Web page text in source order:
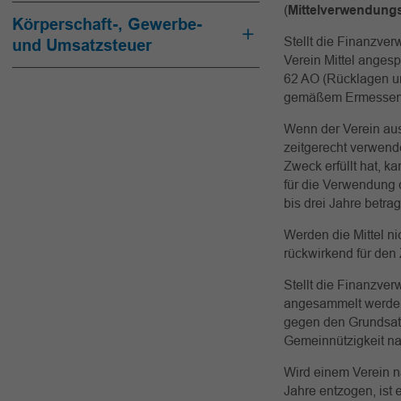
Körperschaft-, Gewerbe-
und Umsatzsteuer
(
Stellt die
Verein Mittel
62 AO (Rücklagen
gemäßem
Wenn der Verein
zeitgerecht
Zweck erfüllt hat,
für die Verwendung
bis drei Jahre
Werden die Mittel
rückwirkend für den
Stellt die
angesammelt
gegen den
Gemeinnützigkeit
Wird einem Verein
Jahre entzogen, ist